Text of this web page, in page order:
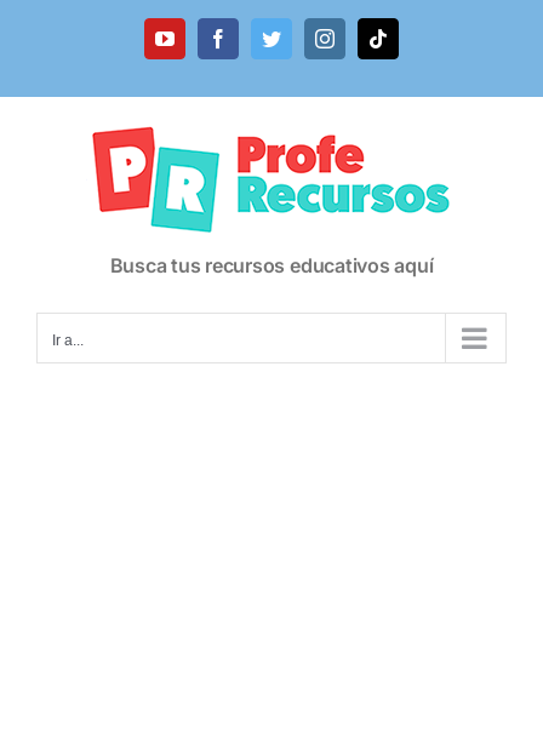
YouTubeFacebookTwitterInstagramTiktok
Busca tus recursos educativos aquí
Ir a...